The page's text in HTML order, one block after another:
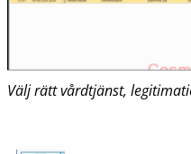
Välj rätt vårdtjänst,